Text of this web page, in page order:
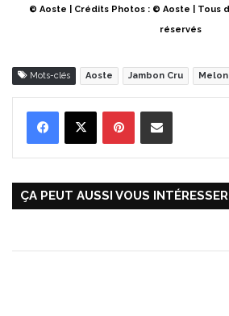
© Aoste | Crédits Photos : © Aoste | Tous
réservés
Mots-clés Aoste Jambon Cru
ÇA PEUT AUSSI VOUS INTÉRESSER